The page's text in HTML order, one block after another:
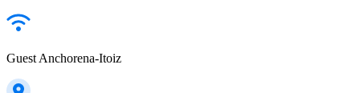
Guest Anchorena-Itoiz